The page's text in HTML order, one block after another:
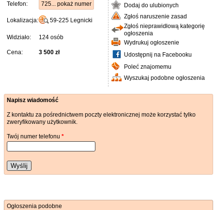
Telefon: 725... pokaż numer
Lokalizacja: 59-225 Legnicki
Widziało: 124 osób
Cena: 3 500 zł
Dodaj do ulubionych
Zgłoś naruszenie zasad
Zgłoś nieprawidłową kategorię
ogłoszenia
Wydrukuj ogłoszenie
Udostępnij na Facebooku
Poleć znajomemu
Wyszukaj podobne ogłoszenia
Napisz wiadomość
Z kontaktu za pośrednictwem poczty elektronicznej może korzystać tylko
zweryfikowany użytkownik.
Twój numer telefonu *
Wyślij
Ogłoszenia podobne